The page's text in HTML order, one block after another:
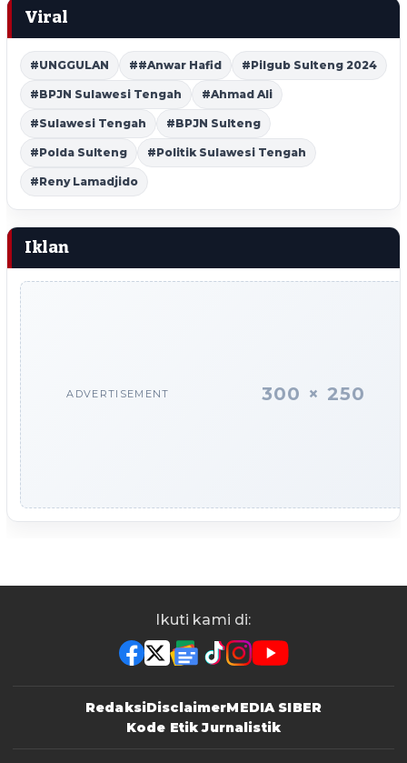
Viral
#UNGGULAN ##Anwar Hafid #Pilgub Sulteng 2024
#BPJN Sulawesi Tengah #Ahmad Ali
#Sulawesi Tengah #BPJN Sulteng
#Polda Sulteng #Politik Sulawesi Tengah
#Reny Lamadjido
Iklan
ADVERTISEMENT 300 × 250
Ikuti kami di:
RedaksiDisclaimerMEDIA SIBER
Kode Etik Jurnalistik